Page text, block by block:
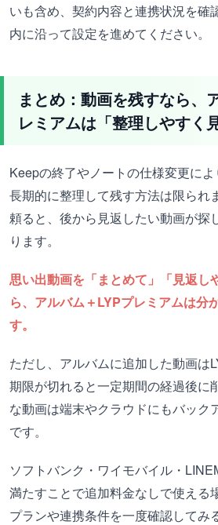
いも含め、契約内容と連携状況を確
内に沿って設定を進めてください。
まとめ：動画を残すなら、
レミアムは「整理しやすく
Keepの終了やノートの仕様変更に
長期的に整理して残す方法は限られ
頼ると、後から見返したい動画が探
ります。
思い出動画を「まとめて」「見返し
ら、アルバム＋LYPプレミアムは分
す。
ただし、アルバムに追加した動画は
期限が切れると一定期間の経過後に
な動画は端末やクラウドにもバック
です。
ソフトバンク・ワイモバイル・
満たすことで追加料金なしで使える
プランや連携条件を一度確認してみ